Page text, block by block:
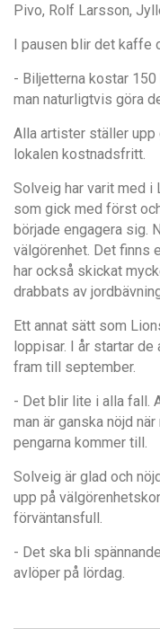
Pivo, Rolf Larsson,
I pausen blir det kaffe
- Biljetterna kostar
man naturligtvis göra
Alla artister ställer upp
lokalen kostnadsfritt.
Solveig har varit med i
som gick med först
började engagera sig.
välgörenhet. Det finns
har också skickat
drabbats av
Ett annat sätt som
loppisar. I år startar
fram till september.
- Det blir lite i alla fall.
man är ganska nöjd
pengarna kommer till.
Solveig är glad och
upp på
förväntansfull.
- Det ska bli
avlöper på lördag.